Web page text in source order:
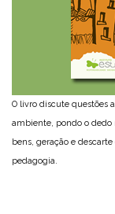
O livro discute questões
ambiente, pondo o dedo
bens, geração e
pedagogia.